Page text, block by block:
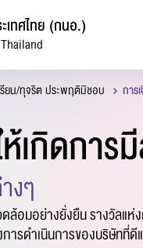
เทศไทย (กนอ.)
รียน/ทุจริต ประพฤติมิชอบ การ
เกิดการ
งๆ
ล้อมอย่างยั่งยืน รางวัลแห่
ารดำเนินการของบริษัทที่
แบบ